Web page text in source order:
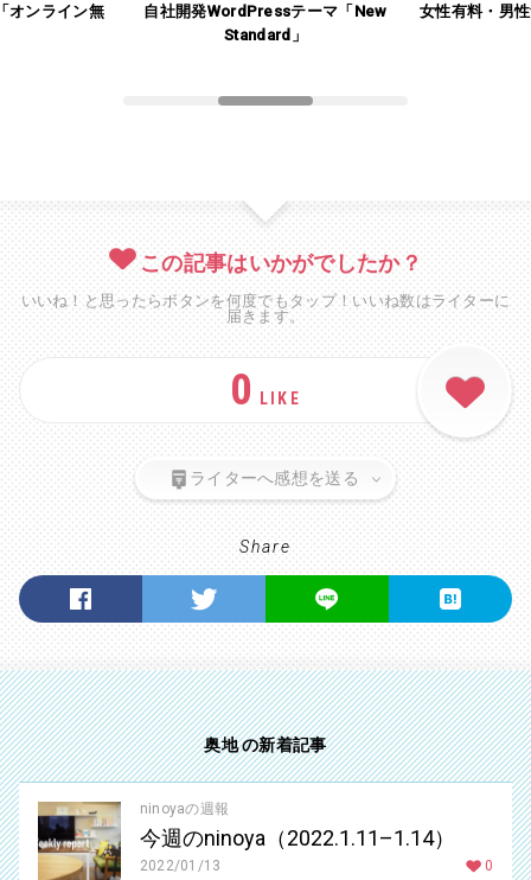
オンライン無
自社開発WordPressテーマ「New
Standard」
女性有料・男
この記事はいかがでしたか？
いいね！と思ったらボタンを何度でもタップ！いいね数はライターに
届きます。
0 LIKE
ライターへ感想を送る
Share
奥地 の新着記事
ninoyaの週報
今週のninoya（2022.1.11–1.14）
2022/01/13 0